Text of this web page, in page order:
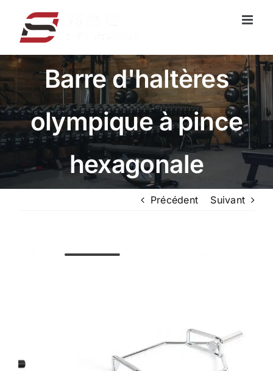
content
Barre d'haltères
olympique à pince
hexagonale
Précédent Suivant